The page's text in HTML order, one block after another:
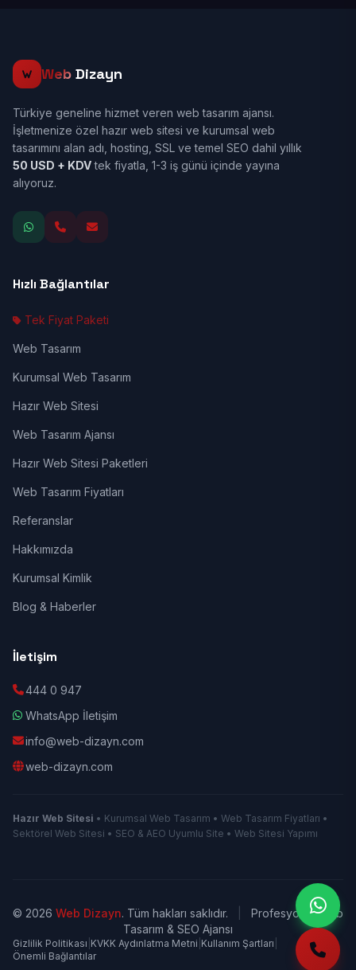
Web Dizayn
Türkiye geneline hizmet veren web tasarım ajansı.
İşletmenize özel hazır web sitesi ve kurumsal web
tasarımını alan adı, hosting, SSL ve temel SEO dahil yıllık
50 USD + KDVtek fiyatla, 1-3 iş günü içinde yayına
alıyoruz.
Hızlı Bağlantılar
Tek Fiyat Paketi
Web Tasarım
Kurumsal Web Tasarım
Hazır Web Sitesi
Web Tasarım Ajansı
Hazır Web Sitesi Paketleri
Web Tasarım Fiyatları
Referanslar
Hakkımızda
Kurumsal Kimlik
Blog & Haberler
İletişim
444 0 947
WhatsApp İletişim
info@web-dizayn.com
web-dizayn.com
Hazır Web Sitesi • Kurumsal Web Tasarım • Web Tasarım Fiyatları •
Sektörel Web Sitesi • SEO & AEO Uyumlu Site • Web Sitesi Yapımı
© 2026 Web Dizayn. Tüm hakları saklıdır.
Profesyonel Web
Tasarım & SEO Ajansı
Gizlilik Politikası KVKK Aydınlatma Metni Kullanım Şartları
Önemli Bağlantılar